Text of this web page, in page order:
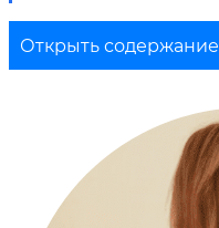
Открыть содержание